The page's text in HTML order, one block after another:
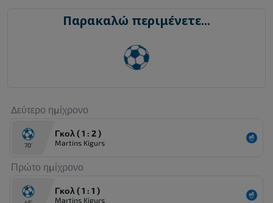
Παρακαλώ περιμένετε...
Δεύτερο ημίχρονο
70'
Γκολ ( 1 : 2 )
Martins Kigurs
Πρώτο ημίχρονο
Γκολ ( 1 : 1 )
Martins Kigurs